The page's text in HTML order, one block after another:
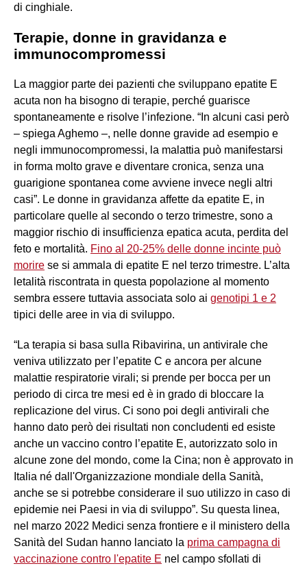
di cinghiale.
Terapie, donne in gravidanza e
immunocompromessi
La maggior parte dei pazienti che sviluppano epatite E
acuta non ha bisogno di terapie, perché guarisce
spontaneamente e risolve l’infezione. “In alcuni casi però
– spiega Aghemo –, nelle donne gravide ad esempio e
negli immunocompromessi, la malattia può manifestarsi
in forma molto grave e diventare cronica, senza una
guarigione spontanea come avviene invece negli altri
casi”. Le donne in gravidanza affette da epatite E, in
particolare quelle al secondo o terzo trimestre, sono a
maggior rischio di insufficienza epatica acuta, perdita del
feto e mortalità. Fino al 20-25% delle donne incinte può
morire se si ammala di epatite E nel terzo trimestre. L’alta
letalità riscontrata in questa popolazione al momento
sembra essere tuttavia associata solo ai genotipi 1 e 2
tipici delle aree in via di sviluppo.
“La terapia si basa sulla Ribavirina, un antivirale che
veniva utilizzato per l’epatite C e ancora per alcune
malattie respiratorie virali; si prende per bocca per un
periodo di circa tre mesi ed è in grado di bloccare la
replicazione del virus. Ci sono poi degli antivirali che
hanno dato però dei risultati non concludenti ed esiste
anche un vaccino contro l’epatite E, autorizzato solo in
alcune zone del mondo, come la Cina; non è approvato in
Italia né dall'Organizzazione mondiale della Sanità,
anche se si potrebbe considerare il suo utilizzo in caso di
epidemie nei Paesi in via di sviluppo”. Su questa linea,
nel marzo 2022 Medici senza frontiere e il ministero della
Sanità del Sudan hanno lanciato la prima campagna di
vaccinazione contro l'epatite E nel campo sfollati di